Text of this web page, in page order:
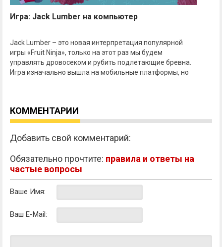
Игра: Jack Lumber на компьютер
Jack Lumber – это новая интерпретация популярной
игры «Fruit Ninja», только на этот раз мы будем
управлять дровосеком и рубить подлетающие бревна.
Игра изначально вышла на мобильные платформы, но
КОММЕНТАРИИ
Добавить свой комментарий:
Обязательно прочтите: правила и ответы на
частые вопросы
Ваше Имя:
Ваш E-Mail: